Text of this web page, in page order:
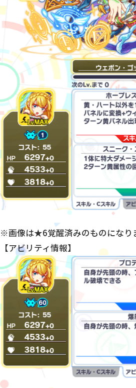
※画像は★6覚醒済みのものになり
【アビリティ情報】